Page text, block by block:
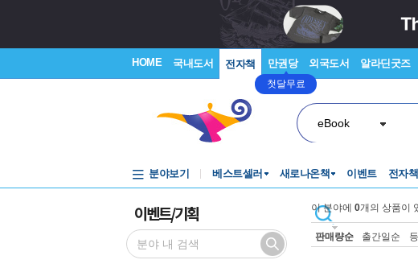
HOME 국내도서 전자책 만권당
첫달무료
외국도서 알라딘굿즈
eBook
분야보기 베스트셀러 새로나온책 이벤트 전자
이벤트/기획 이 분야에 0개의 상품이
판매량순 출간일순